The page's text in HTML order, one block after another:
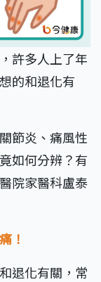
許多人上了年
的和退化有
節炎、痛風性
如何分辨？有
院家醫科盧泰
！
退化有關，常